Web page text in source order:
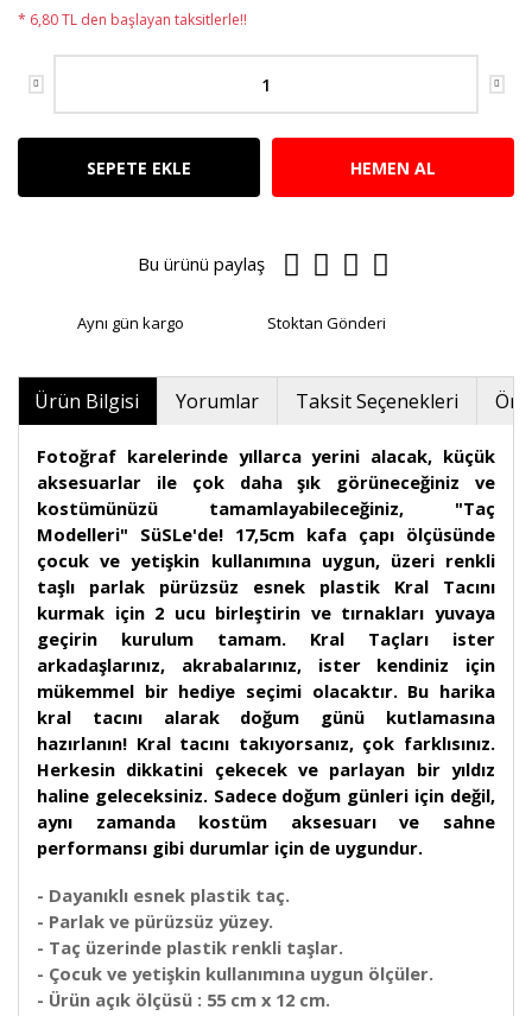
* 6,80 TL den başlayan taksitlerle!!
SEPETE EKLE HEMEN AL
Bu ürünü paylaş
Aynı gün kargo Stoktan Gönderi
Ürün Bilgisi Yorumlar Taksit Seçenekleri
Fotoğraf karelerinde yıllarca yerini alacak, küçük
aksesuarlar ile çok daha şık görüneceğiniz ve
kostümünüzü tamamlayabileceğiniz, "Taç
Modelleri" SüSLe'de! 17,5cm kafa çapı ölçüsünde
çocuk ve yetişkin kullanımına uygun, üzeri renkli
taşlı parlak pürüzsüz esnek plastik Kral Tacını
kurmak için 2 ucu birleştirin ve tırnakları yuvaya
geçirin kurulum tamam. Kral Taçları ister
arkadaşlarınız, akrabalarınız, ister kendiniz için
mükemmel bir hediye seçimi olacaktır. Bu harika
kral tacını alarak doğum günü kutlamasına
hazırlanın! Kral tacını takıyorsanız, çok farklısınız.
Herkesin dikkatini çekecek ve parlayan bir yıldız
haline geleceksiniz. Sadece doğum günleri için değil,
aynı zamanda kostüm aksesuarı ve sahne
performansı gibi durumlar için de uygundur.
- Dayanıklı esnek plastik taç.
- Parlak ve pürüzsüz yüzey.
- Taç üzerinde plastik renkli taşlar.
- Çocuk ve yetişkin kullanımına uygun ölçüler.
- Ürün açık ölçüsü : 55 cm x 12 cm.